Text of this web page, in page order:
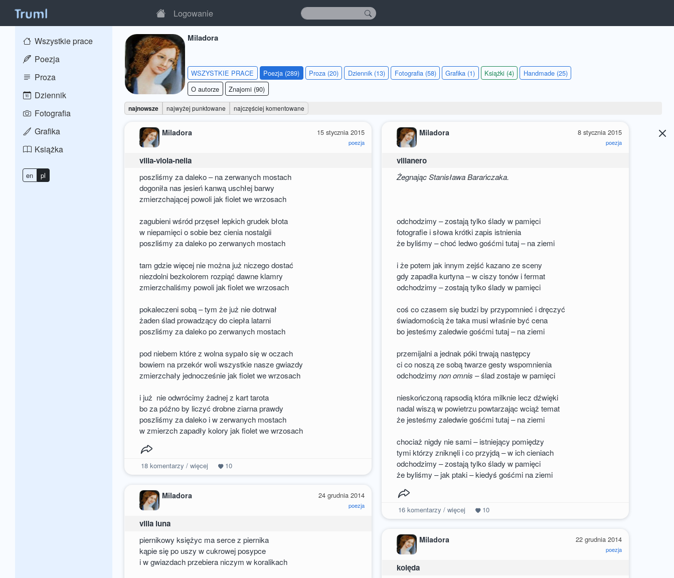
Logowanie
Wszystkie prace
Poezja
Proza
Dziennik
Fotografia
Grafika
Książka
en pl
Miladora
WSZYSTKIE PRACE Poezja (289) Proza (20) Dziennik (13) Fotografia (58) Grafika (1) Książki (4)
Handmade (25)
O autorze
Znajomi (90)
najnowsze najwyżej punktowane najczęściej komentowane
15 stycznia 2015
poezja
Miladora
villa-viola-nella
poszliśmy za daleko – na zerwanych mostach
dogoniła nas jesień kanwą uschłej barwy
zmierzchającej powoli jak fiolet we wrzosach
zagubieni wśród przęseł lepkich grudek błota
w niepamięci o sobie bez cienia nostalgii
poszliśmy za daleko po zerwanych mostach
tam gdzie więcej nie można już niczego dostać
niezdolni bezkolorem rozpiąć dawne klamry
zmierzchaliśmy powoli jak fiolet we wrzosach
pokaleczeni sobą – tym że już nie dotrwał
żaden ślad prowadzący do ciepła latarni
poszliśmy za daleko po zerwanych mostach
pod niebem które z wolna sypało się w oczach
bowiem na przekór woli wszystkie nasze gwiazdy
zmierzchały jednocześnie jak fiolet we wrzosach
i już nie odwrócimy żadnej z kart tarota
bo za późno by liczyć drobne ziarna prawdy
poszliśmy za daleko i w zerwanych mostach
w zmierzch zapadły kolory jak fiolet we wrzosach
18komentarzy / więcej 10
8 stycznia 2015
poezja
Miladora
villanero
Żegnając Stanisława Barańczaka.
odchodzimy – zostają tylko ślady w pamięci
fotografie i słowa krótki zapis istnienia
że byliśmy – choć ledwo gośćmi tutaj – na ziemi
i że potem jak innym zejść kazano ze sceny
gdy zapadła kurtyna – w ciszy tonów i fermat
odchodzimy – zostają tylko ślady w pamięci
coś co czasem się budzi by przypomnieć i dręczyć
świadomością że taka musi właśnie być cena
bo jesteśmy zaledwie gośćmi tutaj – na ziemi
przemijalni a jednak póki trwają następcy
ci co noszą ze sobą twarze gesty wspomnienia
odchodzimynon omnis – ślad zostaje w pamięci
nieskończoną rapsodią która milknie lecz dźwięki
nadal wiszą w powietrzu powtarzając wciąż temat
że jesteśmy zaledwie gośćmi tutaj – na ziemi
chociaż nigdy nie sami – istniejący pomiędzy
tymi którzy zniknęli i co przyjdą – w ich cieniach
odchodzimy – zostają tylko ślady w pamięci
że byliśmy – jak ptaki – kiedyś gośćmi na ziemi
16komentarzy / więcej 10
24 grudnia 2014
poezja
Miladora
villa luna
piernikowy księżyc ma serce z piernika
kąpie się po uszy w cukrowej posypce
i w gwiazdach przebiera niczym w koralikach
22 grudnia 2014
poezja
Miladora
kolęda